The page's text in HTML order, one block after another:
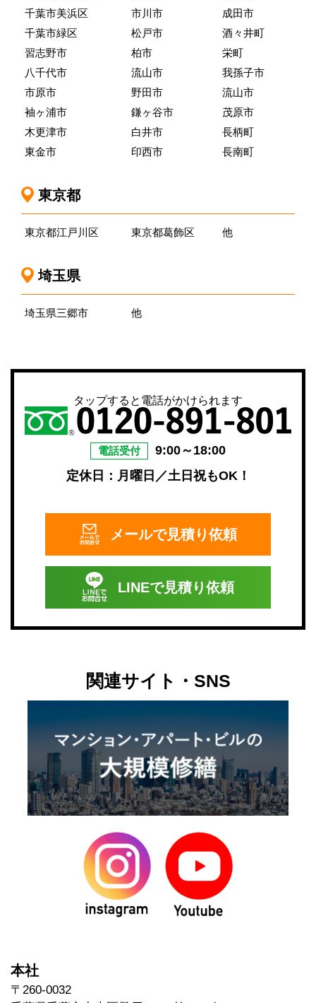
千葉市美浜区
千葉市緑区
習志野市
八千代市
市原市
袖ヶ浦市
木更津市
東金市
市川市
松戸市
柏市
流山市
野田市
鎌ヶ谷市
白井市
印西市
成田市
酒々井町
栄町
我孫子市
流山市
茂原市
長柄町
長南町
東京都
東京都江戸川区 東京都葛飾区 他
埼玉県
埼玉県三郷市 他
タップすると電話がかけられます
電話受付
9:00～18:00
定休日：月曜日／土日祝もOK！
メールで見積り依頼
LINEで見積り依頼
関連サイト・SNS
本社
〒260-0032